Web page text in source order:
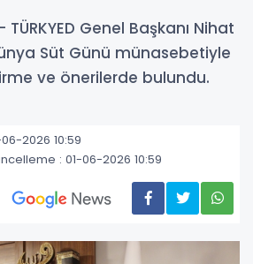
TÜRKYED Genel Başkanı Nihat
Süt Günü münasebetiyle
ve önerilerde bulundu.
2026 10:59
: 01-06-2026 10:59